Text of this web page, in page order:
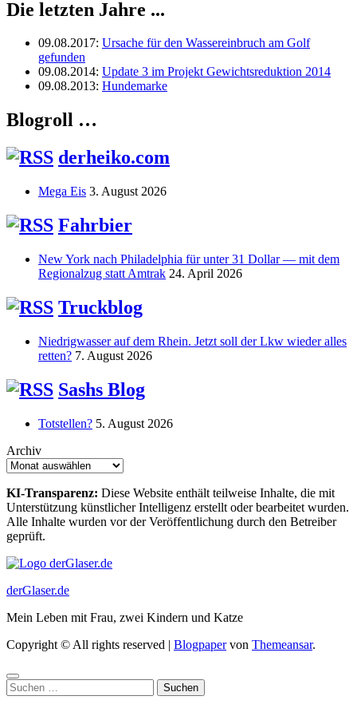
Die letzten Jahre ...
09.08.2017: Ursache für den Wassereinbruch am Golf
gefunden
09.08.2014: Update 3 im Projekt Gewichtsreduktion 2014
09.08.2013: Hundemarke
Blogroll …
derheiko.com
Mega Eis 3. August 2026
Fahrbier
New York nach Philadelphia für unter 31 Dollar — mit dem
Regionalzug statt Amtrak 24. April 2026
Truckblog
Niedrigwasser auf dem Rhein. Jetzt soll der Lkw wieder alles
retten? 7. August 2026
Sashs Blog
Totstellen? 5. August 2026
Archiv
KI-Transparenz: Diese Website enthält teilweise Inhalte, die mit
Unterstützung künstlicher Intelligenz erstellt oder bearbeitet wurden.
Alle Inhalte wurden vor der Veröffentlichung durch den Betreiber
geprüft.
derGlaser.de
Mein Leben mit Frau, zwei Kindern und Katze
Copyright © All rights reserved | Blogpapervon Themeansar.
Suchen
nach: